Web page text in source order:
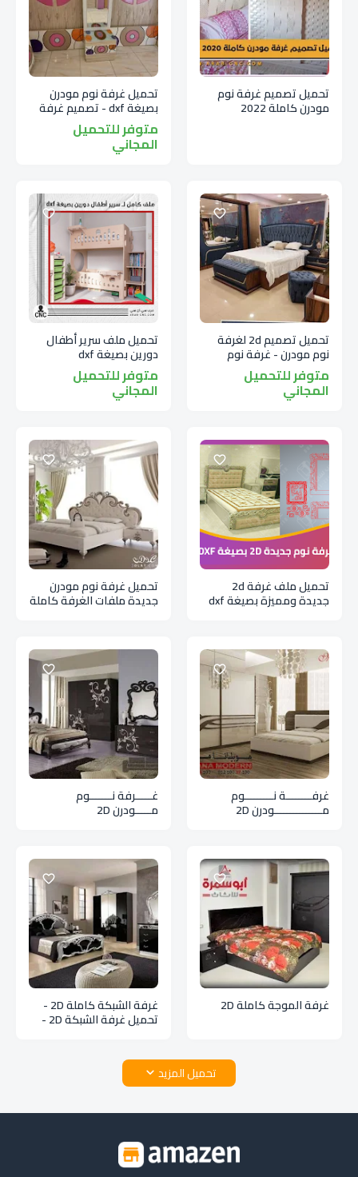
تحميل تصميم غرفة نوم
مودرن كاملة 2022
تحميل غرفة نوم مودرن
بصيغة dxf - تصميم غرفة
نوم مودرن - غرف نوم
مودرن
متوفر للتحميل
المجاني
تحميل تصميم 2d لغرفة
نوم مودرن - غرفة نوم
مودرن vector بصيغة dxf
متوفر للتحميل
المجاني
تحميل ملف سرير أطفال
دورين بصيغة dxf
متوفر للتحميل
المجاني
تحميل ملف غرفة 2d
جديدة ومميزة بصيغة dxf
تحميل غرفة نوم مودرن
جديدة ملفات الغرفة كاملة
غرفــــــــة نـــــــــوم
مـــــــــــــــودرن 2D
غـــــرفة نـــــــوم
مـــــودرن 2D
غرفة الموجة كاملة 2D غرفة الشبكة كاملة 2D -
تحميل غرفة الشبكة 2D -
تحميل المزيد